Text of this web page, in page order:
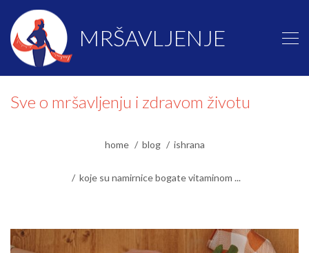
MRŠAVLJENJE
Sve o mršavljenju i zdravom životu
home blog ishrana
koje su namirnice bogate vitaminom ...